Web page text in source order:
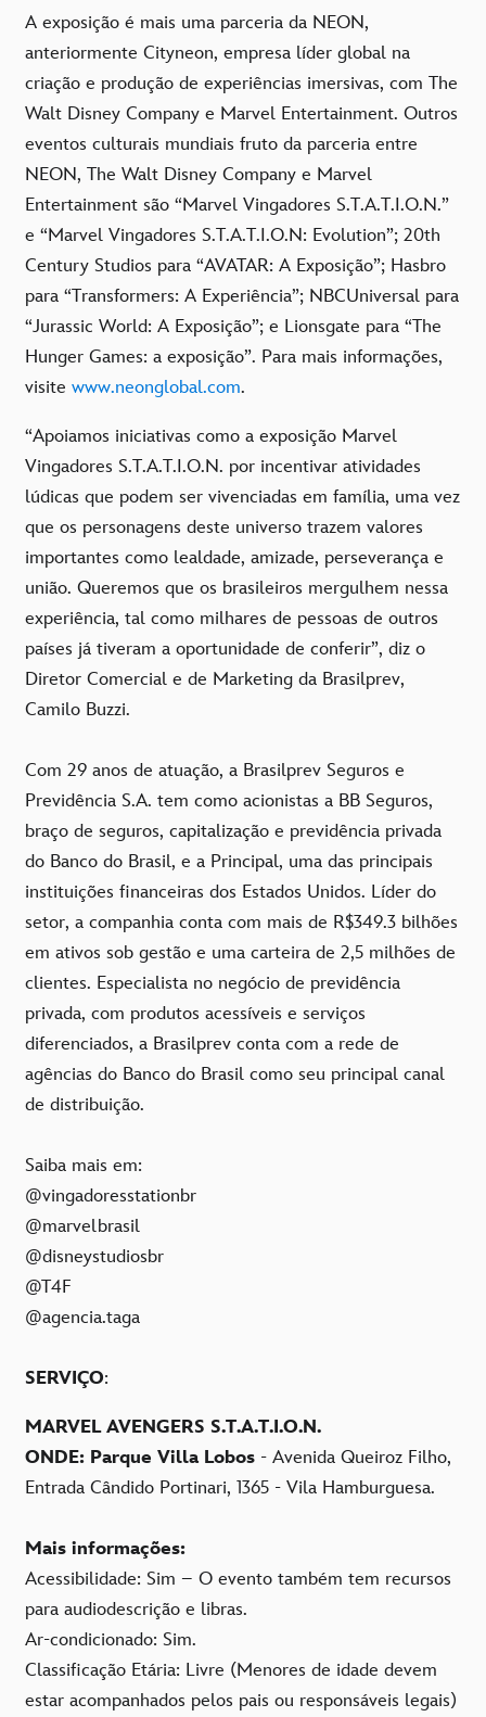
A exposição é mais uma parceria da NEON,
anteriormente Cityneon, empresa líder global na
criação e produção de experiências imersivas, com The
Walt Disney Company e Marvel Entertainment. Outros
eventos culturais mundiais fruto da parceria entre
NEON, The Walt Disney Company e Marvel
Entertainment são “Marvel Vingadores S.T.A.T.I.O.N.”
e “Marvel Vingadores S.T.A.T.I.O.N: Evolution”; 20th
Century Studios para “AVATAR: A Exposição”; Hasbro
para “Transformers: A Experiência”; NBCUniversal para
“Jurassic World: A Exposição”; e Lionsgate para “The
Hunger Games: a exposição”. Para mais informações,
visite www.neonglobal.com.
“Apoiamos iniciativas como a exposição Marvel
Vingadores S.T.A.T.I.O.N. por incentivar atividades
lúdicas que podem ser vivenciadas em família, uma vez
que os personagens deste universo trazem valores
importantes como lealdade, amizade, perseverança e
união. Queremos que os brasileiros mergulhem nessa
experiência, tal como milhares de pessoas de outros
países já tiveram a oportunidade de conferir”, diz o
Diretor Comercial e de Marketing da Brasilprev,
Camilo Buzzi.
Com 29 anos de atuação, a Brasilprev Seguros e
Previdência S.A. tem como acionistas a BB Seguros,
braço de seguros, capitalização e previdência privada
do Banco do Brasil, e a Principal, uma das principais
instituições financeiras dos Estados Unidos. Líder do
setor, a companhia conta com mais de R$349.3 bilhões
em ativos sob gestão e uma carteira de 2,5 milhões de
clientes. Especialista no negócio de previdência
privada, com produtos acessíveis e serviços
diferenciados, a Brasilprev conta com a rede de
agências do Banco do Brasil como seu principal canal
de distribuição.
Saiba mais em:
@vingadoresstationbr
@marvelbrasil
@disneystudiosbr
@T4F
@agencia.taga
SERVIÇO:
MARVEL AVENGERS S.T.A.T.I.O.N.
ONDE: Parque Villa Lobos - Avenida Queiroz Filho,
Entrada Cândido Portinari, 1365 - Vila Hamburguesa.
Mais informações:
Acessibilidade: Sim – O evento também tem recursos
para audiodescrição e libras.
Ar-condicionado: Sim.
Classificação Etária: Livre (Menores de idade devem
estar acompanhados pelos pais ou responsáveis legais)